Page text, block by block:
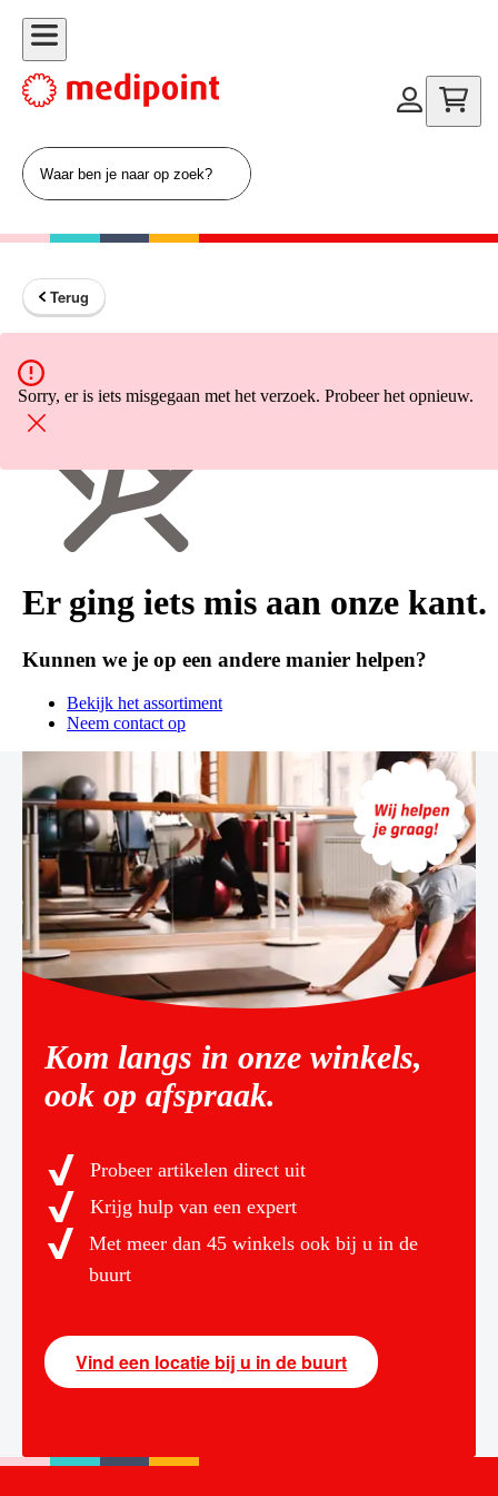
Terug
Sorry, er is iets misgegaan met het verzoek. Probeer het opnieuw.
Er ging iets mis aan onze kant.
Kunnen we je op een andere manier helpen?
Bekijk het assortiment
Neem contact op
Kom langs in onze winkels,
ook op afspraak.
Probeer artikelen direct uit
Krijg hulp van een expert
Met meer dan 45 winkels ook bij u in de
buurt
Vind een locatie bij u in de buurt